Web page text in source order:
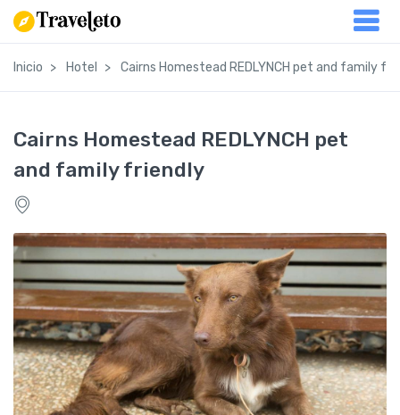
Inicio Hotel Cairns Homestead REDLYNCH pet and family
Cairns Homestead REDLYNCH pet
and family friendly